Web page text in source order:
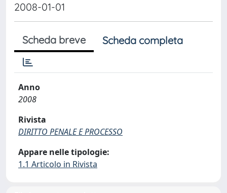
2008-01-01
Scheda breve Scheda completa
Anno
2008
Rivista
DIRITTO PENALE E PROCESSO
Appare nelle tipologie:
1.1 Articolo in Rivista